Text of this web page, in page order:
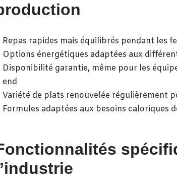
Repas rapides mais équilibrés pendant les
Options énergétiques adaptées aux
Disponibilité garantie, même pour les
end
Variété de plats renouvelée régulièrement
Formules adaptées aux besoins caloriques